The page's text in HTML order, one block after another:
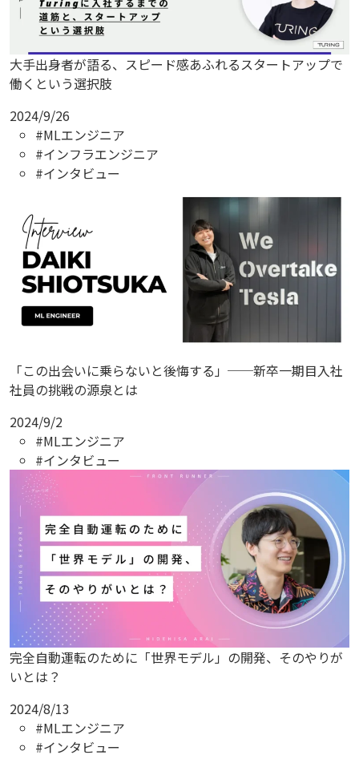
大手出身者が語る、スピード感あふれるスタートアップで
働くという選択肢
2024/9/26
#MLエンジニア
#インフラエンジニア
#インタビュー
「この出会いに乗らないと後悔する」──新卒一期目入社
社員の挑戦の源泉とは
2024/9/2
#MLエンジニア
#インタビュー
完全自動運転のために「世界モデル」の開発、そのやりが
いとは？
2024/8/13
#MLエンジニア
#インタビュー